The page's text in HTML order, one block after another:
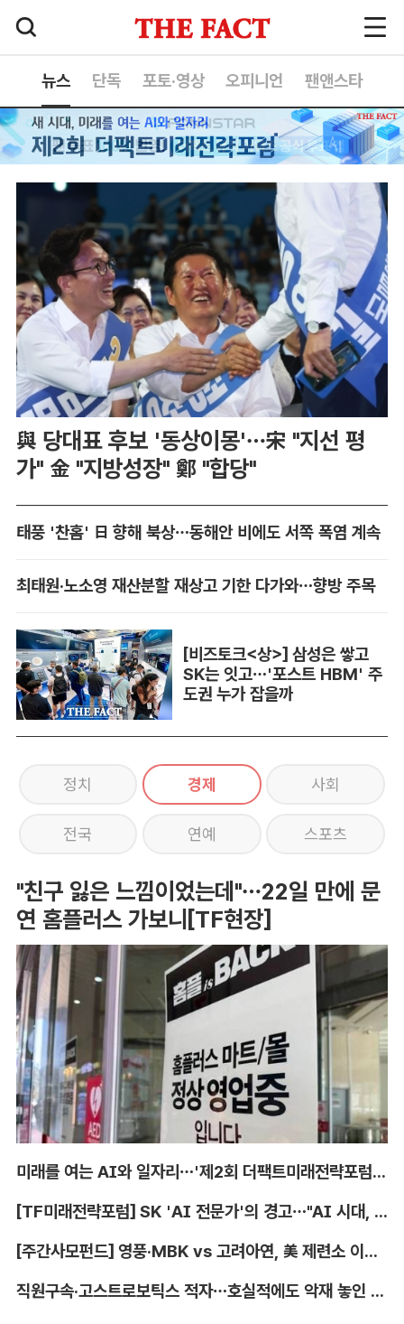
뉴스 단독 포토·영상 오피니언 팬앤스타
與 당대표 후보 '동상이몽'…宋 "지선 평
가" 金 "지방성장" 鄭 "합당"
태풍 '찬홈' 日 향해 북상…동해안 비에도 서쪽 폭염 계속
최태원·노소영 재산분할 재상고 기한 다가와…향방 주목
[비즈토크<상>] 삼성은 쌓고
SK는 잇고…'포스트 HBM' 주
도권 누가 잡을까
정치 경제 사회
전국 연예 스포츠
"친구 잃은 느낌이었는데"…22일 만에 문
연 홈플러스 가보니[TF현장]
미래를 여는 AI와 일자리…'제2회 더팩트미래전략포럼' 참가 신청
[TF미래전략포럼] SK 'AI 전문가'의 경고…"AI 시대, 인재 격차 더 커진다"
[주간사모펀드] 영풍·MBK vs 고려아연, 美 제련소 이름 두고 고발전
직원구속·고스트로보틱스 적자…호실적에도 악재 놓인 LIG D&A